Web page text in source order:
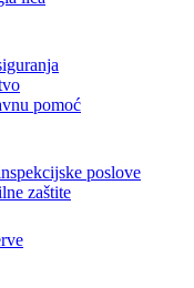
lica
pomoć
poslove
zaštite